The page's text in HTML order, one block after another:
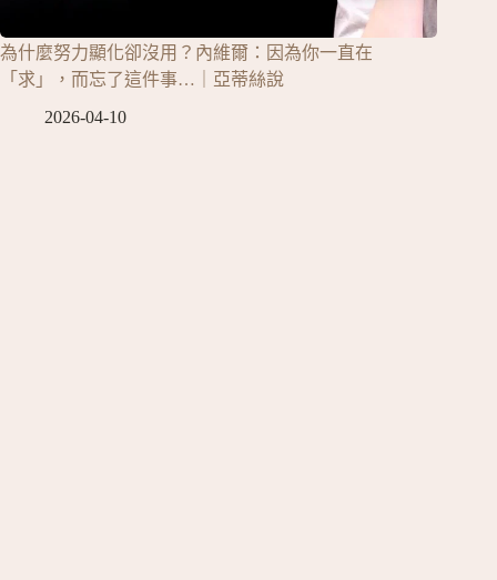
為什麼努力顯化卻沒用？內維爾：因為你一直在
「求」，而忘了這件事…｜亞蒂絲說
2026-04-10